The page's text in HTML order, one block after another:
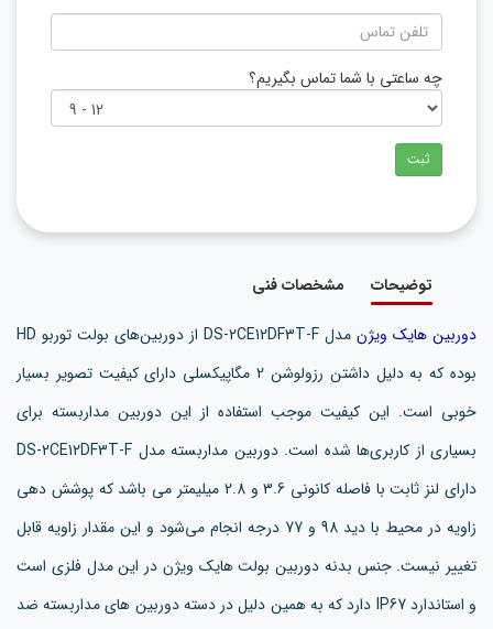
چه ساعتی با شما تماس بگیریم؟
ثبت
توضیحات مشخصات فنی
دوربین هایک ویژن
مدل DS-2CE12DF3T-F از دوربین‌های بولت توربو HD
بوده که به دلیل داشتن رزولوشن 2 مگاپیکسلی دارای کیفیت تصویر بسیار
خوبی است. این کیفیت موجب استفاده از این دوربین مداربسته برای
بسیاری از کاربری‌ها شده است. دوربین مداربسته مدل DS-2CE12DF3T-F
دارای لنز ثابت با فاصله کانونی 3.6 و 2.8 میلیمتر می باشد که پوشش دهی
زاویه در محیط با دید 98 و 77 درجه انجام می‌شود و این مقدار زاویه قابل
تغییر نیست. جنس بدنه دوربین بولت هایک ویژن در این مدل فلزی است
و استاندارد IP67 دارد که به همین دلیل در دسته دوربین های مداربسته ضد